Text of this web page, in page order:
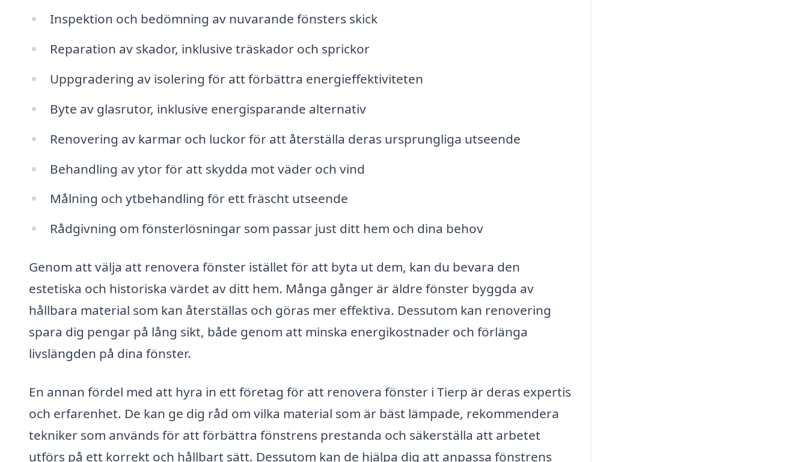
Inspektion och bedömning av nuvarande fönsters skick
Reparation av skador, inklusive träskador och sprickor
Uppgradering av isolering för att förbättra energieffektiviteten
Byte av glasrutor, inklusive energisparande alternativ
Renovering av karmar och luckor för att återställa deras ursprungliga utseende
Behandling av ytor för att skydda mot väder och vind
Målning och ytbehandling för ett fräscht utseende
Rådgivning om fönsterlösningar som passar just ditt hem och dina behov
Genom att välja att renovera fönster istället för att byta ut dem, kan du bevara den
estetiska och historiska värdet av ditt hem. Många gånger är äldre fönster byggda av
hållbara material som kan återställas och göras mer effektiva. Dessutom kan renovering
spara dig pengar på lång sikt, både genom att minska energikostnader och förlänga
livslängden på dina fönster.
En annan fördel med att hyra in ett företag för att renovera fönster i Tierp är deras expertis
och erfarenhet. De kan ge dig råd om vilka material som är bäst lämpade, rekommendera
tekniker som används för att förbättra fönstrens prestanda och säkerställa att arbetet
utförs på ett korrekt och hållbart sätt. Dessutom kan de hjälpa dig att anpassa fönstrens